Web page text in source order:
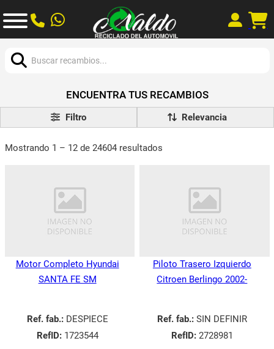
ENCUENTRA TUS RECAMBIOS
Filtro
Mostrando 1 – 12 de 24604 resultados
Motor Completo Hyundai
SANTA FE SM
Ref. fab.:DESPIECE
RefID:1723544
Piloto Trasero Izquierdo
Citroen Berlingo 2002-
Ref. fab.:SIN DEFINIR
RefID:2728981